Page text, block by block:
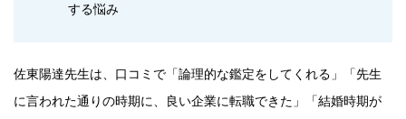
する悩み
佐東陽達先生は、口コミで「論理的な鑑定をしてくれる」「先生
に言われた通りの時期に、良い企業に転職できた」「結婚時期が